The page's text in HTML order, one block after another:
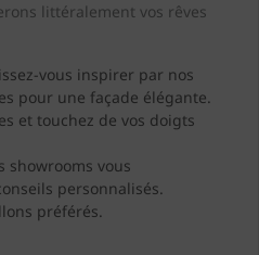
littéralement vos rêves
vous inspirer par nos
pour une façade élégante.
et touchez de vos doigts
showrooms vous
personnalisés.
préférés.